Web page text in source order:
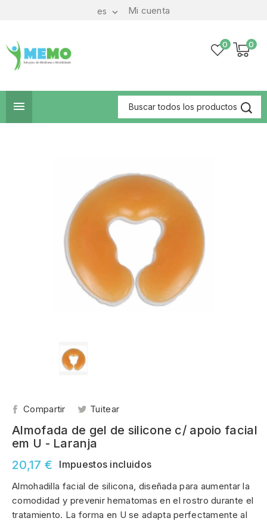
Mi cuenta
es 
0
0

Compartir Tuitear
Almofada de gel de silicone c/ apoio facial
em U - Laranja
20,17 €
Impuestos incluidos
Almohadilla facial de silicona, diseñada para aumentar la
comodidad y prevenir hematomas en el rostro durante el
tratamiento. La forma en U se adapta perfectamente al